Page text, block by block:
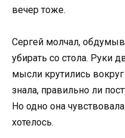
вечер тоже.
Сергей молчал,
убирать со стола. Руки
мысли крутились
знала, правильно ли
Но одно она
хотелось.